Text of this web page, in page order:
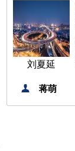
刘夏延
蒋萌